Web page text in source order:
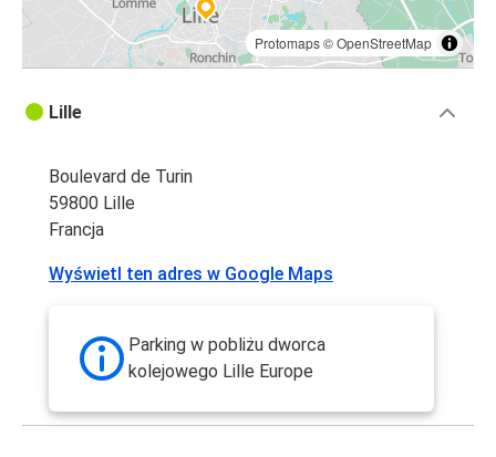
Protomaps©OpenStreetMap
Lille
Boulevard de Turin
59800 Lille
Francja
Wyświetl ten adres w Google Maps
Parking w pobliżu dworca
kolejowego Lille Europe